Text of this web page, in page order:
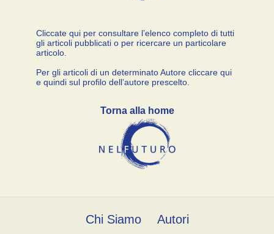
Cliccate qui per consultare l’elenco completo di tutti
gli articoli pubblicati o per ricercare un particolare
articolo.
Per gli articoli di un determinato Autore cliccare qui
e quindi sul profilo dell’autore prescelto.
Torna alla home
Chi Siamo Autori